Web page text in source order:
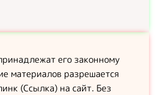
его законному
материалов разрешается
(Ссылка) на сайт. Без